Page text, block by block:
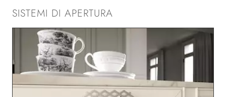
SISTEMI DI APERTURA